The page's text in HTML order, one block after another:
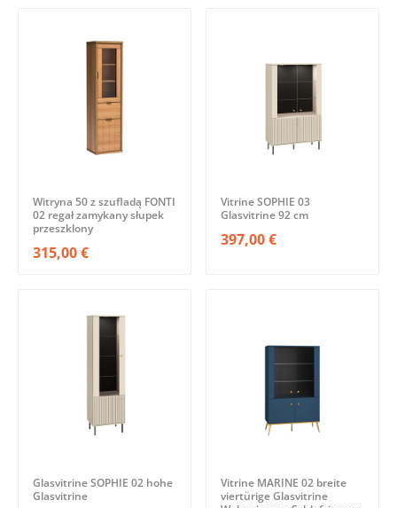
Witryna 50 z szufladą FONTI
02 regał zamykany słupek
przeszklony
315,00 €
Vitrine SOPHIE 03
Glasvitrine 92 cm
397,00 €
Glasvitrine SOPHIE 02 hohe
Glasvitrine
Vitrine MARINE 02 breite
viertürige Glasvitrine